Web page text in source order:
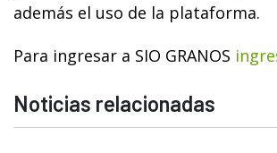
además el uso de la plataforma.
Para ingresar a SIO GRANOS
Noticias relacionadas